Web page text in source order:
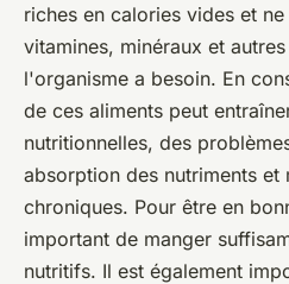
riches en calories vides et
vitamines, minéraux et
l'organisme a besoin. En
de ces aliments peut
nutritionnelles, des
absorption des nutriments et
chroniques. Pour être en
important de manger
nutritifs. Il est également